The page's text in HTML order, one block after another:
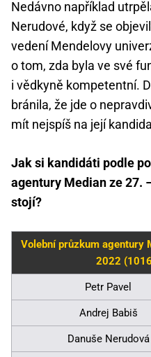
Nedávno například
Nerudové, když se
vedení Mendelovy
o tom, zda byla ve své
i vědkyně kompetentní.
bránila, že jde o
mít nejspíš na její
Jak si kandidáti podle
agentury Median ze 27.
stojí?
Volební průzkum agentury
2022
Petr Pavel
Andrej Babiš
Danuše Nerudová